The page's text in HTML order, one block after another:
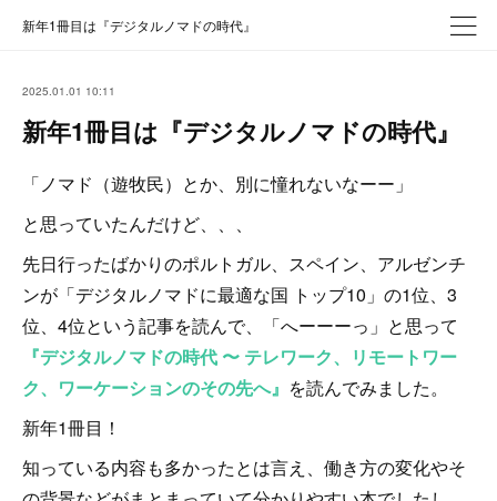
新年1冊目は『デジタルノマドの時代』
2025.01.01 10:11
新年1冊目は『デジタルノマドの時代』
「ノマド（遊牧民）とか、別に憧れないなーー」
と思っていたんだけど、、、
先日行ったばかりのポルトガル、スペイン、アルゼンチ
ンが「デジタルノマドに最適な国 トップ10」の1位、3
位、4位という記事を読んで、「へーーーっ」と思って
『デジタルノマドの時代 〜 テレワーク、リモートワー
ク、ワーケーションのその先へ』 を読んでみました。
新年1冊目！
知っている内容も多かったとは言え、働き方の変化やそ